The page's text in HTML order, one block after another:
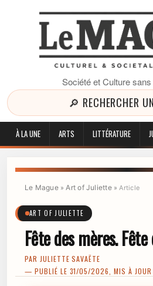
Société et Culture
🔎 RECHERCHER
À LA UNE ARTS LITTÉRATURE
Le Mague»Art of Juliette »Article
ART OF JULIETTE
Fête des mères.
PAR JULIETTE SAVAËTE
— PUBLIÉ LE 31/05/2026, MIS À